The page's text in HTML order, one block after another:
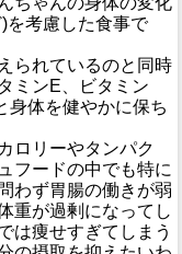
を考慮した食事で
られているのと同時
ミンE、ビタミン
身体を健やかに保ち
ロリーやタンパク
フードの中でも特に
わず胃腸の働きが弱
重が過剰になってし
は痩せすぎてしまう